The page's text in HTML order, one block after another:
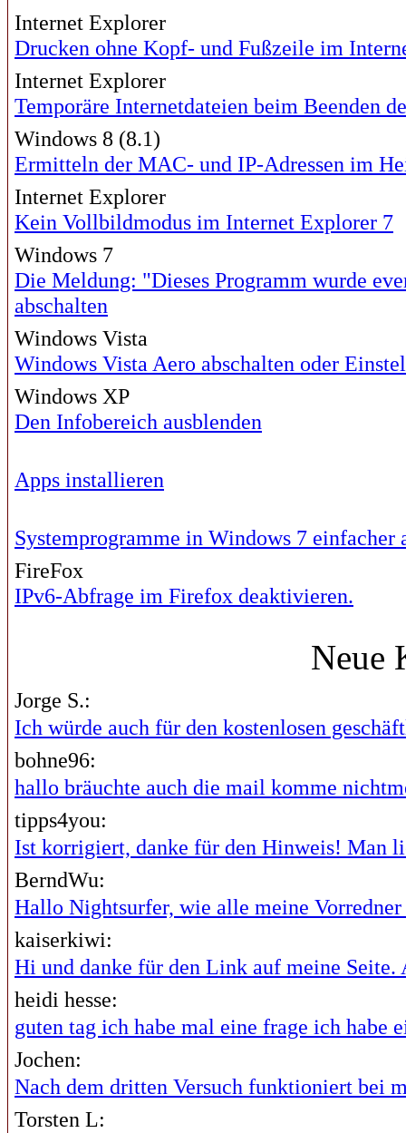
Internet Explorer
Drucken ohne Kopf- und Fußzeile im
Internet Explorer
Temporäre Internetdateien beim Beenden
Windows 8 (8.1)
Ermitteln der MAC- und IP-Adressen im
Internet Explorer
Kein Vollbildmodus im Internet Explorer 7
Windows 7
Die Meldung: "Dieses Programm wurde
abschalten
Windows Vista
Windows Vista Aero abschalten oder
Windows XP
Den Infobereich ausblenden
Apps installieren
Systemprogramme in Windows 7 einfacher
FireFox
IPv6-Abfrage im Firefox deaktivieren.
Neue
Jorge S.:
Ich würde auch für den kostenlosen
bohne96:
hallo bräuchte auch die mail komme
tipps4you:
Ist korrigiert, danke für den Hinweis! Man
BerndWu:
Hallo Nightsurfer, wie alle meine
kaiserkiwi:
Hi und danke für den Link auf meine
heidi hesse:
guten tag ich habe mal eine frage ich habe
Jochen:
Nach dem dritten Versuch funktioniert bei
Torsten L: